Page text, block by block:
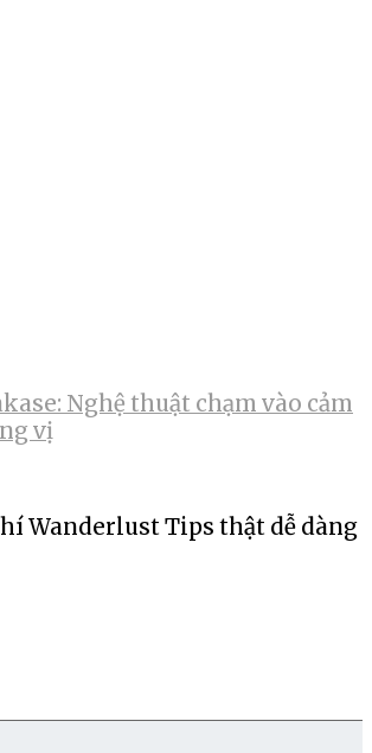
Nghệ thuật chạm vào cảm
vị
Wanderlust Tips thật dễ dàng